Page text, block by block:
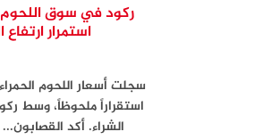
ركود في سوق
استمرار
سجلت أسعار اللحوم
استقراراً ملحوظاً، وسط
الشراء. أكد القصابون...